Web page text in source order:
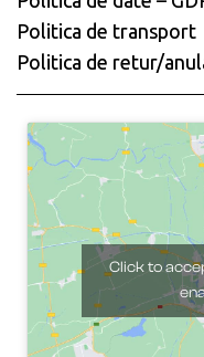
Politica de transport
Politica de retur/
Click to